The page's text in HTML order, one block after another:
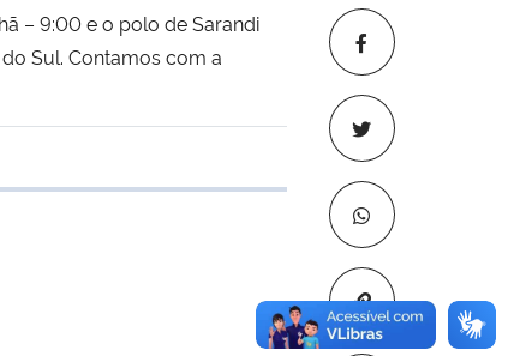
Copiar para
– 9:00 e o polo de Sarandi
Sul. Contamos com a